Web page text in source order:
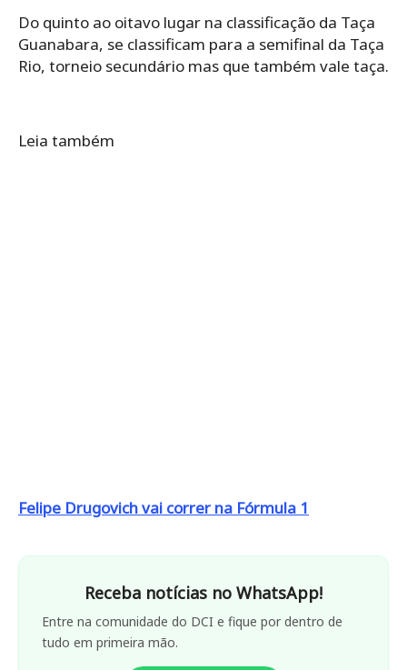
Do quinto ao oitavo lugar na classificação da Taça
Guanabara, se classificam para a semifinal da Taça
Rio, torneio secundário mas que também vale taça.
Leia também
Felipe Drugovich vai correr na Fórmula 1
Receba notícias no WhatsApp!
Entre na comunidade do DCI e fique por dentro de
tudo em primeira mão.